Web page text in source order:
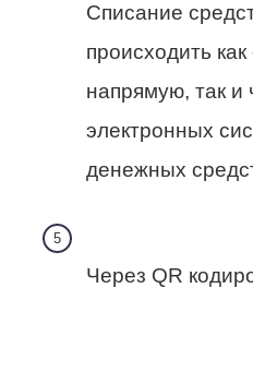
Списание
происходить
напрямую, так и
электронных
денежных
Через QR